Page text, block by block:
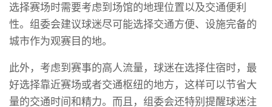
选择赛场时需要考虑到场馆的地理位置以及交通便利
性。组委会建议球迷尽可能选择交通方便、设施完备的
城市作为观赛目的地。
此外，考虑到赛事的高人流量，球迷在选择住宿时，最
好选择靠近赛场或者交通枢纽的地方，这样可以节省大
量的交通时间和精力。而且，组委会还特别提醒球迷注